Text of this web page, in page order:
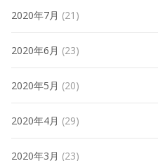
2020年7月 (21)
2020年6月 (23)
2020年5月 (20)
2020年4月 (29)
2020年3月 (23)